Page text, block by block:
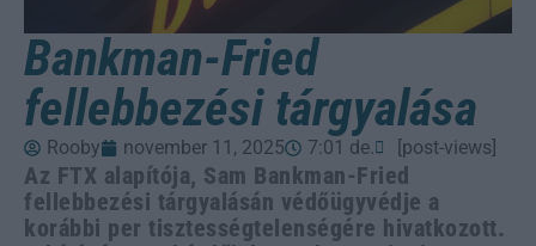
Bankman-Fried
fellebbezési tárgyalása
Rooby november 11, 2025 7:01 de. [post-views]
Az FTX alapítója, Sam Bankman-Fried
fellebbezési tárgyalásán védőügyvédje a
korábbi per tisztességtelenségére hivatkozott.